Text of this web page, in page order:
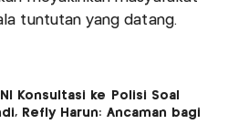
tuntutan yang datang.
Konsultasi ke Polisi Soal
Refly Harun: Ancaman bagi